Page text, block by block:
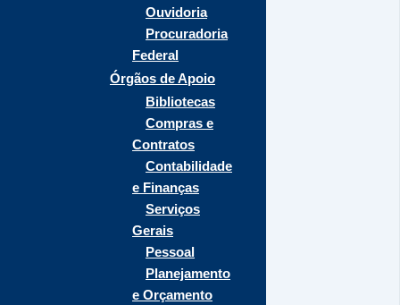
Ouvidoria
Procuradoria
Federal
Órgãos de Apoio
Bibliotecas
Compras e
Contratos
Contabilidade
e Finanças
Serviços
Gerais
Pessoal
Planejamento
e Orçamento